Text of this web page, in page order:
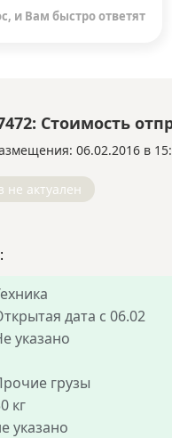
и Вам быстро ответят
Стоимость
06.02.2016 в
не актуален
дата c 06.02
указано
грузы
кг
указано